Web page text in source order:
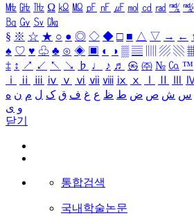
㎒ ㎓ ㎔ Ω ㏀ ㏁ ㎊ ㎋ ㎌ ㏖ ㏅ ㎭ ㎮ ㎯
㏃ ㏉ ㏜ ㏆
§ ※ ☆ ★ ○ ● ◎ ◇ ◆ □ ■ △ ▽ → ←
♠ ♡ ♥ ♧ ♣ ⊙ ◈ ▣ ◐ ◑ ▒ ▤ ▨ ▧
‡ ↕ ↗ ↙ ↖ ↘ ♭ ♩ ♪ ♬ ㉿ ㈜ № ㏇ ™
ⅰ
ⅱ ⅲ ⅳ ⅴ ⅵ ⅶ ⅷ ⅸ ⅹ
س ش ص ض ط ظ ع غ ف ق ک ل م ن ه
و ی
닫기
통합검색
국내학술논문